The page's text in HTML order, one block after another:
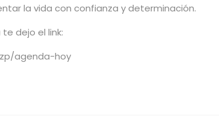
la vida con confianza y determinación.
dejo el link:
agenda-hoy